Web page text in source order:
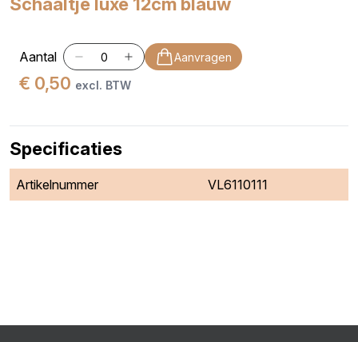
Aantal Aanvragen
€ 0,50 excl. BTW
Specificaties
Artikelnummer VL6110111